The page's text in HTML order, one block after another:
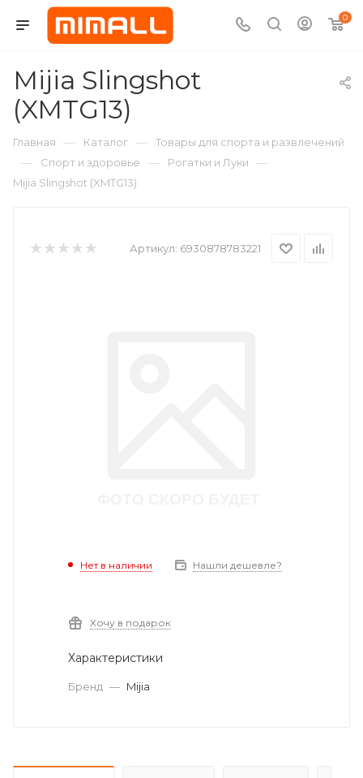
0
Mijia Slingshot
(XMTG13)
Главная — Каталог — Товары для спорта и развлечений
— Спорт и здоровье — Рогатки и Луки —
Mijia Slingshot (XMTG13)
Артикул: 6930878783221
Нет в наличии Нашли дешевле?
Хочу в подарок
Характеристики
Бренд — Mijia